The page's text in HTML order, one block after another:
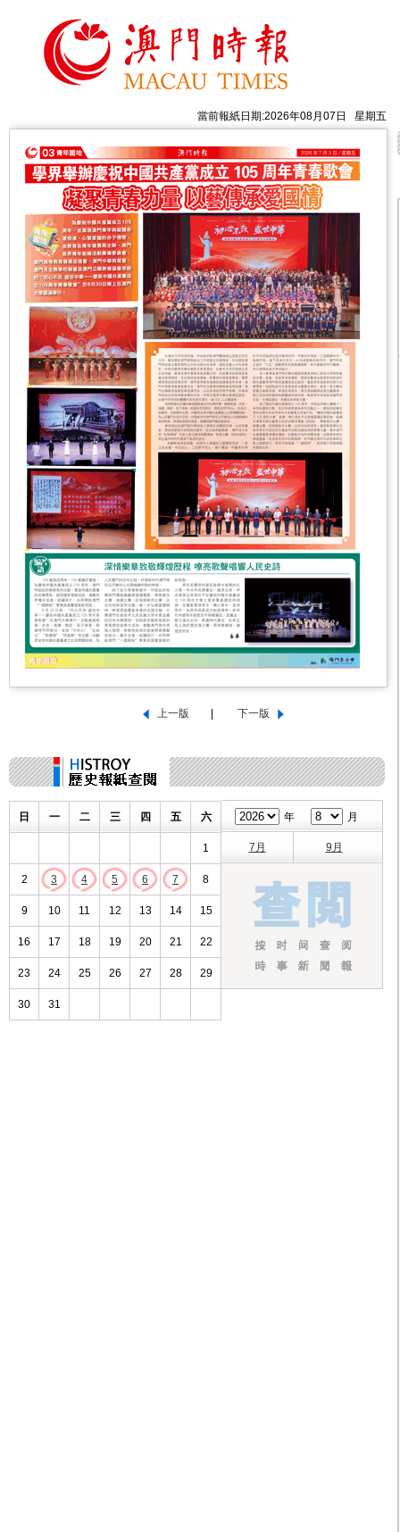
當前報紙日期:2026年08月07日 星期五
日 一 二 三 四 五 六
1
2 3 4 5 6 7 8
9 10 11 12 13 14 15
16 17 18 19 20 21 22
23 24 25 26 27 28 29
30 31
年 月
7月 9月